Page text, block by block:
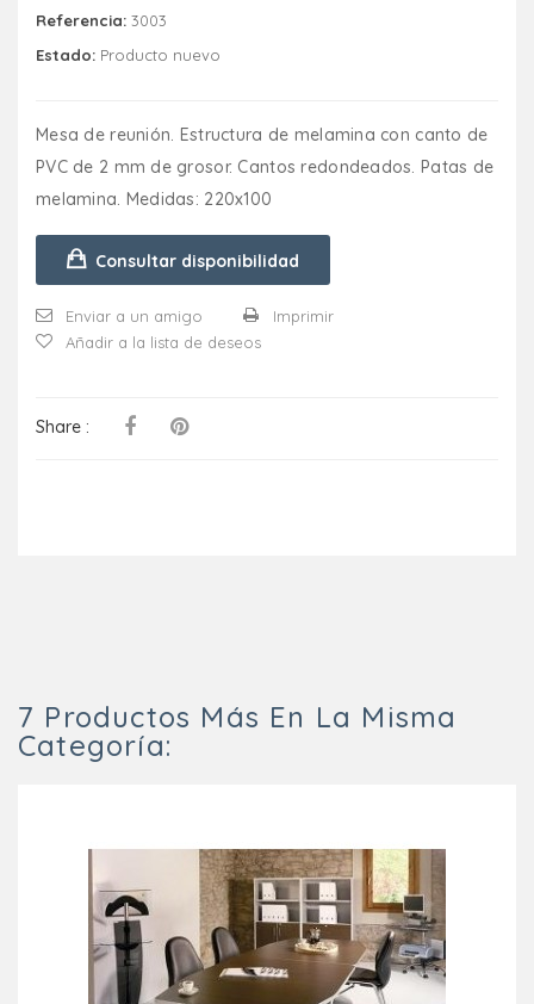
Referencia: 3003
Estado: Producto nuevo
Mesa de reunión. Estructura de melamina con canto de
PVC de 2 mm de grosor. Cantos redondeados. Patas de
melamina. Medidas: 220x100
Consultar disponibilidad
Enviar a un amigo
Imprimir
Añadir a la lista de deseos
Share :
7 Productos Más En La Misma
Categoría: